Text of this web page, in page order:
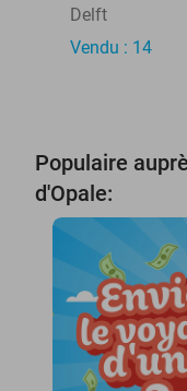
Delft
Vendu : 14
Populaire
d'Opale: